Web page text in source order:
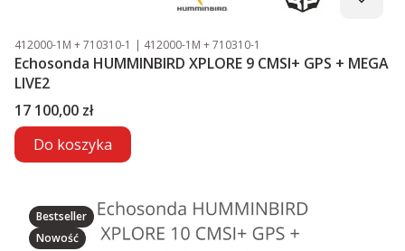
Kod produktu
412000-1M + 710310-1 Kod producenta
412000-1M + 710310-1
Echosonda HUMMINBIRD XPLORE 9 CMSI+ GPS + MEGA
LIVE2
Cena
17 100,00 zł
Do koszyka
Bestseller
Nowość